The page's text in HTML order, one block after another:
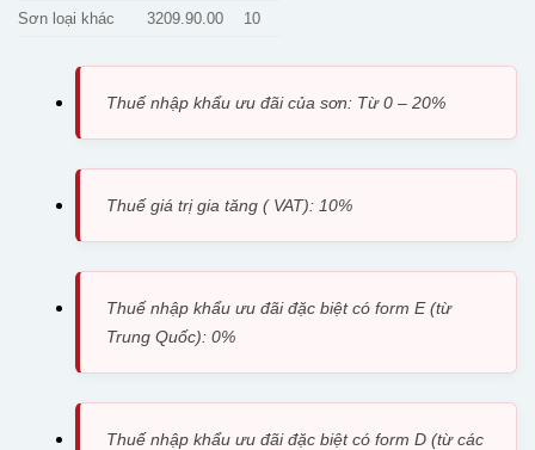
Sơn loại khác 3209.90.00 10
Thuế nhập khẩu ưu đãi của sơn: Từ 0 – 20%
Thuế giá trị gia tăng ( VAT): 10%
Thuế nhập khẩu ưu đãi đặc biệt có form E (từ
Trung Quốc): 0%
Thuế nhập khẩu ưu đãi đặc biệt có form D (từ các